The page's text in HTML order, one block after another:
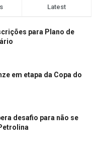
Latest
para Plano de
em etapa da Copa do
desafio para não se